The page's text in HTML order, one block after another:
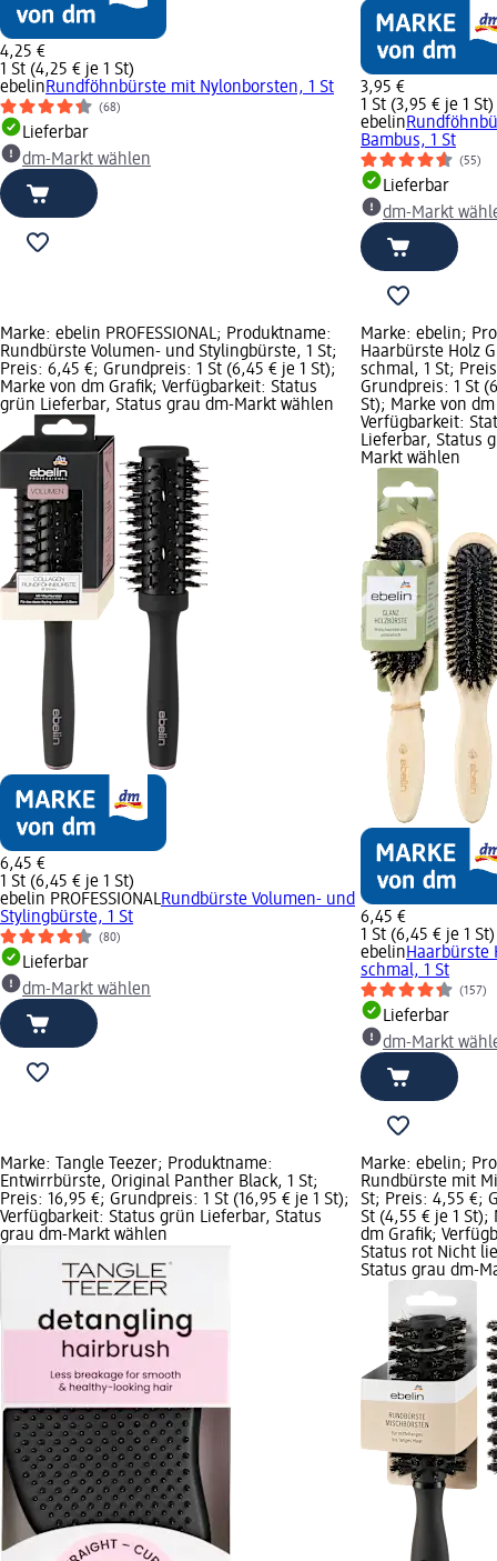
4,25 €
1 St (4,25 € je 1 St)
ebelinRundföhnbürste mit Nylonborsten, 1 St
(68)
Lieferbar
dm-Markt wählen
3,95 €
1 St (3,95 € je 1 St)
ebelin
Bambus, 1 St
(55)
Lieferbar
dm-Markt
Marke: ebelin PROFESSIONAL; Produktname:
Rundbürste Volumen- und Stylingbürste, 1 St;
Preis: 6,45 €; Grundpreis: 1 St (6,45 € je 1 St);
Marke von dm Grafik; Verfügbarkeit: Status
grün Lieferbar, Status grau dm-Markt wählen
6,45 €
1 St (6,45 € je 1 St)
ebelin PROFESSIONALRundbürste Volumen- und
Stylingbürste, 1 St
(80)
Lieferbar
dm-Markt wählen
Marke: ebelin;
Haarbürste Holz
schmal, 1 St;
Grundpreis: 1 St
St); Marke von
Verfügbarkeit:
Lieferbar, Status
Markt wählen
6,45 €
1 St (6,45 € je 1 St)
ebelinHaarbürste
schmal, 1 St
(157)
Lieferbar
dm-Markt
Marke: Tangle Teezer; Produktname:
Entwirrbürste, Original Panther Black, 1 St;
Preis: 16,95 €; Grundpreis: 1 St (16,95 € je 1 St);
Verfügbarkeit: Status grün Lieferbar, Status
grau dm-Markt wählen
Marke: ebelin;
Rundbürste mit
St; Preis: 4,55 €;
St (4,55 € je 1 St);
dm Grafik;
Status rot Nicht
Status grau dm-